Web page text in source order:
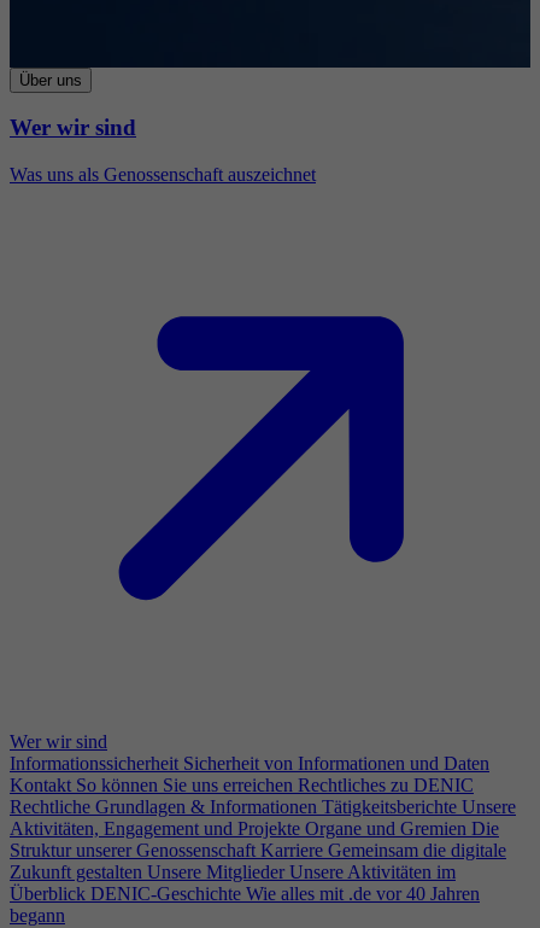
Über uns
Wer wir sind
Was uns als Genossenschaft auszeichnet
Wer wir sind
Informationssicherheit Sicherheit von Informationen und Daten
Kontakt So können Sie uns erreichen Rechtliches zu DENIC
Rechtliche Grundlagen & Informationen Tätigkeitsberichte Unsere
Aktivitäten, Engagement und Projekte Organe und Gremien Die
Struktur unserer Genossenschaft Karriere Gemeinsam die digitale
Zukunft gestalten Unsere Mitglieder Unsere Aktivitäten im
Überblick DENIC-Geschichte Wie alles mit .de vor 40 Jahren
begann